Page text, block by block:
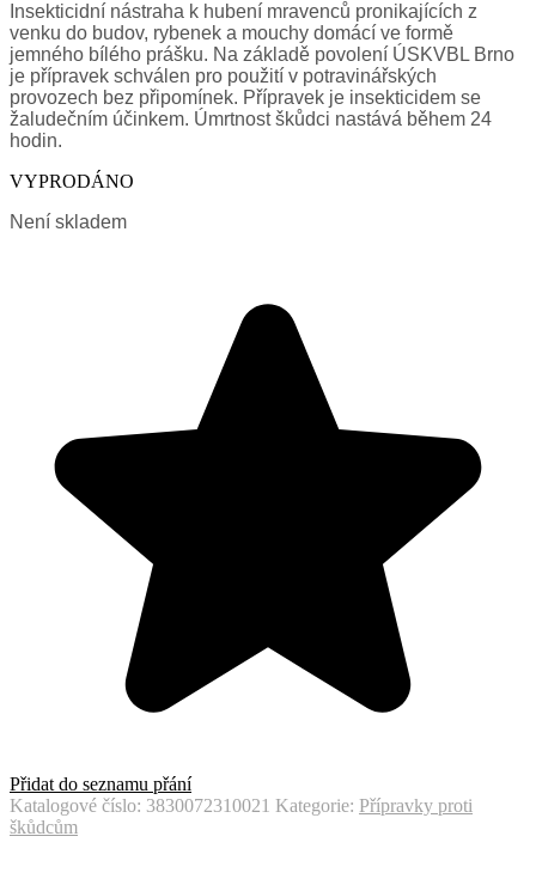
Insekticidní nástraha k hubení mravenců pronikajících z
venku do budov, rybenek a mouchy domácí ve formě
jemného bílého prášku. Na základě povolení ÚSKVBL Brno
je přípravek schválen pro použití v potravinářských
provozech bez připomínek. Přípravek je insekticidem se
žaludečním účinkem. Úmrtnost škůdci nastává během 24
hodin.
VYPRODÁNO
Není skladem
Přidat do seznamu přání
Katalogové číslo: 3830072310021 Kategorie: Přípravky proti
škůdcům